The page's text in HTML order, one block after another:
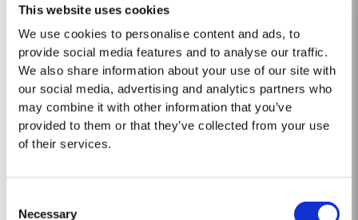
This website uses cookies
We use cookies to personalise content and ads, to
provide social media features and to analyse our traffic.
We also share information about your use of our site with
our social media, advertising and analytics partners who
may combine it with other information that you’ve
provided to them or that they’ve collected from your use
of their services.
Selection
Necessary
O inverno 2003/2004 foi muito seco, registando apenas um terço das
temporada de crescimento reduziu de sobremaneira a pressão de
doenças. Em julho, a maior preocupação recaiu na possibilidade de as
vinhas não terem a...
Ver Mais
1988
A colheita de 1988 foi precedida por um inverno seco e por uma primavera
bagos em muitas áreas do Douro, provocando rendimentos relativamente